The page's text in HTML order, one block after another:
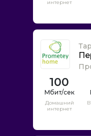
интернет
100
Домашний
интернет